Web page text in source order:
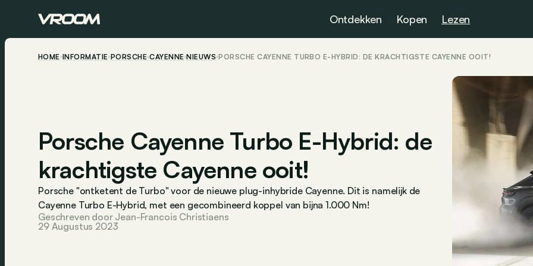
Ontdekken Kopen Lezen
HOME INFORMATIE PORSCHE CAYENNE NIEUWS PORSCHE CAYENNE TURBO E-HYBRID: DE KRACHTIGSTE CAYENNE OOIT!
Porsche Cayenne Turbo E-Hybrid: de
krachtigste Cayenne ooit!
Porsche "ontketent de Turbo" voor de nieuwe plug-inhybride Cayenne. Dit is namelijk de
Cayenne Turbo E-Hybrid, met een gecombineerd koppel van bijna 1.000 Nm!
Geschreven door Jean-Francois Christiaens
29 Augustus 2023